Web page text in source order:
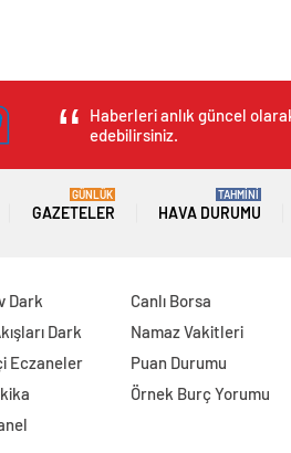
Haberleri anlık güncel
edebilirsiniz.
GAZETELER
GÜNLÜK
HAVA DURUMU
TAHMİNİ
Dark
Dark
Eczaneler
Canlı Borsa
Namaz Vakitleri
Puan Durumu
Örnek Burç Yorumu